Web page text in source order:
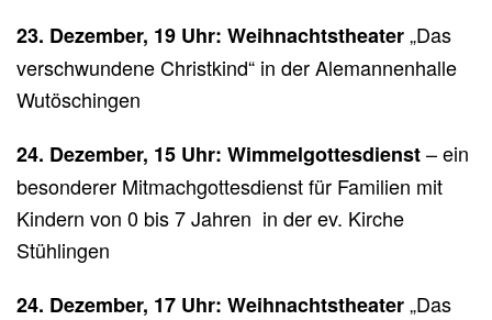
23. Dezember, 19 Uhr: Weihnachtstheater„Das
verschwundene Christkind“ in der Alemannenhalle
Wutöschingen
24. Dezember, 15 Uhr: Wimmelgottesdienst– ein
besonderer Mitmachgottesdienst für Familien mit
Kindern von 0 bis 7 Jahren in der ev. Kirche
Stühlingen
24. Dezember, 17 Uhr: Weihnachtstheater„Das